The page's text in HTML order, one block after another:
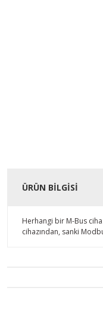
ÜRÜN BILGISI
Herhangi bir M-Bus
cihazından, sanki